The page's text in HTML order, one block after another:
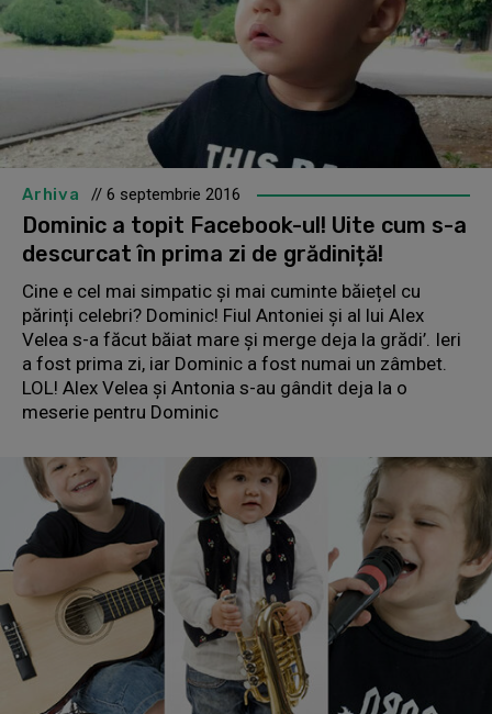
Arhiva // 6 septembrie 2016
Dominic a topit Facebook-ul! Uite cum s-a
descurcat în prima zi de grădiniță!
Cine e cel mai simpatic și mai cuminte băiețel cu
părinți celebri? Dominic! Fiul Antoniei și al lui Alex
Velea s-a făcut băiat mare și merge deja la grădi’. Ieri
a fost prima zi, iar Dominic a fost numai un zâmbet.
LOL! Alex Velea și Antonia s-au gândit deja la o
meserie pentru Dominic